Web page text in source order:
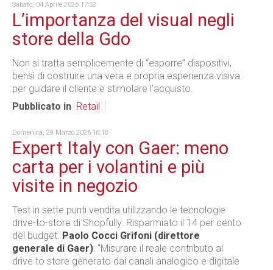
Sabato, 04 Aprile 2026 17:52
L’importanza del visual negli
store della Gdo
Non si tratta semplicemente di “esporre” dispositivi,
bensì di costruire una vera e propria esperienza visiva
per guidare il cliente e stimolare l’acquisto.
Pubblicato in Retail
Domenica, 29 Marzo 2026 18:18
Expert Italy con Gaer: meno
carta per i volantini e più
visite in negozio
Test in sette punti vendita utilizzando le tecnologie
drive-to-store di Shopfully. Risparmiato il 14 per cento
del budget. Paolo Cocci Grifoni (direttore
generale di Gaer): "Misurare il reale contributo al
drive to store generato dai canali analogico e digitale